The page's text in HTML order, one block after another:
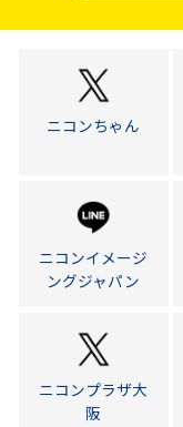
ニコンちゃん
ニコンイメージ
ングジャパン
ニコンプラザ大
阪